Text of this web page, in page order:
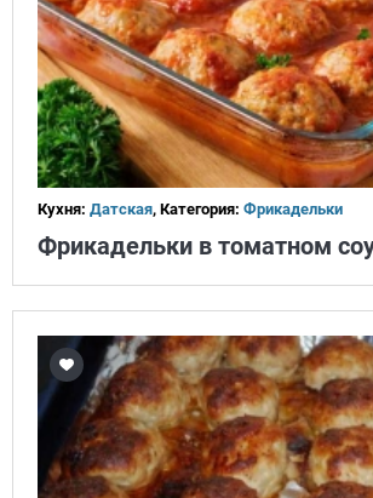
Кухня: Датская, Категория: Фрикадельки
Фрикадельки в томатном